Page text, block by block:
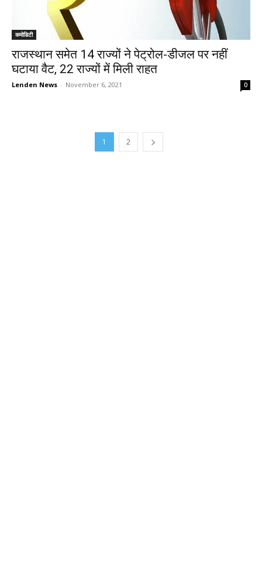
कमोडिटी
राजस्थान समेत 14 राज्यों ने पेट्रोल-डीजल पर नहीं
घटाया वैट, 22 राज्यों में मिली राहत
Lenden News - November 6, 2021 0
1 2